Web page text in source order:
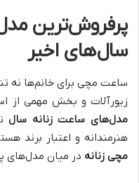
پرفروش‌ترین
سال‌های اخیر
ساعت مچی برای خانم‌ها نه
زیورآلات و بخش مهمی از
مدل‌های ساعت زنانه سال
هنرمندانه و اعتبار برند
مچی زنانه در میان مدل‌های